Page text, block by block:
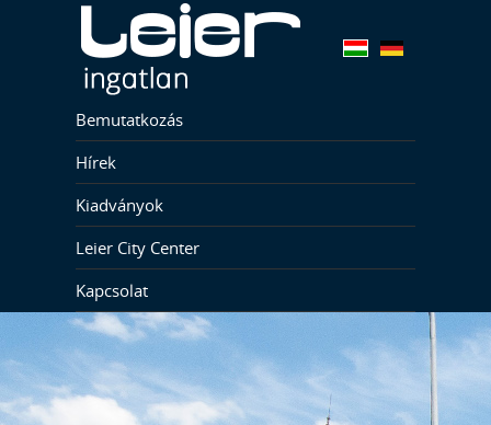
Bemutatkozás
Hírek
Kiadványok
Leier City Center
Kapcsolat